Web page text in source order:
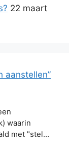
22 maart
aanstellen”
waarin
met "stel…